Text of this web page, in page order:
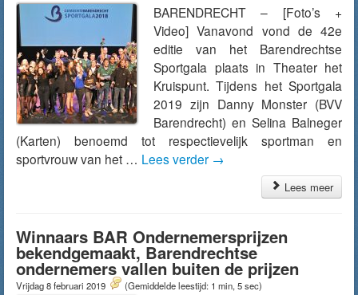
BARENDRECHT – [Foto’s +
Video] Vanavond vond de 42e
editie van het Barendrechtse
Sportgala plaats in Theater het
Kruispunt. Tijdens het Sportgala
2019 zijn Danny Monster (BVV
Barendrecht) en Selina Balneger
(Karten) benoemd tot respectievelijk sportman en
sportvrouw van het … Lees verder →
Lees meer
Winnaars BAR Ondernemersprijzen
bekendgemaakt, Barendrechtse
ondernemers vallen buiten de prijzen
Vrijdag 8 februari 2019 (Gemiddelde leestijd: 1 min, 5 sec)